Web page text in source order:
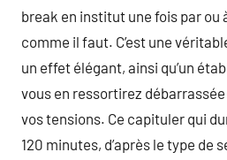
break en institut une fois par ou
comme il faut. C’est une
un effet élégant, ainsi qu’un
vous en ressortirez
vos tensions. Ce capituler qui
120 minutes, d’après le type de